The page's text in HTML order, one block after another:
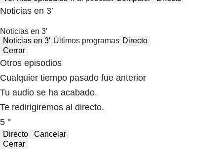
Noticias en 3′
Noticias en 3′
Noticias en 3′ Últimos programas Directo
Cerrar
Otros episodios
Cualquier tiempo pasado fue anterior
Tu audio se ha acabado.
Te redirigiremos al directo.
5 "
Directo
Cancelar
Cerrar